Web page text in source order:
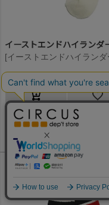
イーストエンドハイランダ
定価 ¥ 1,430 のところ
当店特別価格
何か